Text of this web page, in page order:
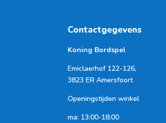
Contactgegevens
Koning Bordspel
Emiclaerhof 122-126,
3823 ER Amersfoort
Openingstijden winkel
ma: 13:00-18:00